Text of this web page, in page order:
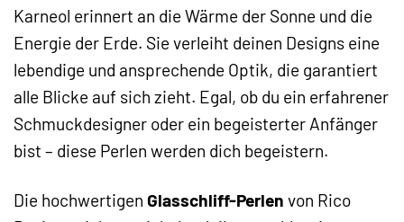
Karneol erinnert an die Wärme der Sonne und die
Energie der Erde. Sie verleiht deinen Designs eine
lebendige und ansprechende Optik, die garantiert
alle Blicke auf sich zieht. Egal, ob du ein erfahrener
Schmuckdesigner oder ein begeisterter Anfänger
bist – diese Perlen werden dich begeistern.
Die hochwertigen Glasschliff-Perlen von Rico